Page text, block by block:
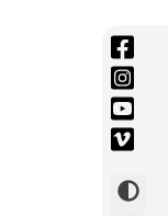
-
się
w
-
się
w
-
się